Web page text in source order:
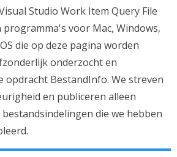
Studio Work Item Query File
voor Mac, Windows,
die op deze pagina worden
onderzocht en
opdracht BestandInfo. We streven
en publiceren alleen
die we hebben